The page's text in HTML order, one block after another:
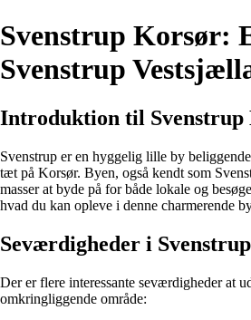
Svenstrup Korsør:
Svenstrup
Introduktion til Svenstrup
Svenstrup er en hyggelig lille by
tæt på Korsør. Byen, også kendt som
masser at byde på for både lokale og
hvad du kan opleve i denne charmerende
Seværdigheder i
Der er flere interessante seværdigheder at
omkringliggende område: